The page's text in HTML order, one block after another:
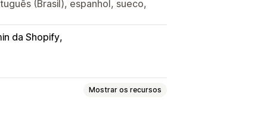
(Brasil), espanhol, sueco,
da Shopify
Mostrar os recursos